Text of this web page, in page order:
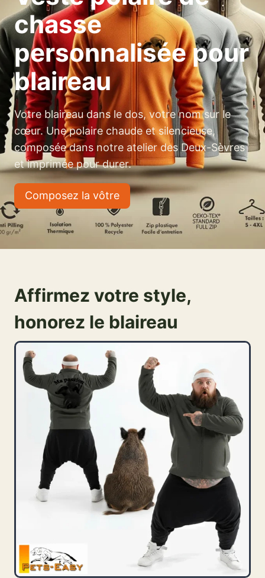
chasse
personnalisée pour
blaireau
Votre blaireau dans le dos, votre nom sur le
cœur. Une polaire chaude et silencieuse,
composée dans notre atelier des Deux-Sèvres
et imprimée pour durer.
Composez la vôtre
Affirmez votre style,
honorez le blaireau